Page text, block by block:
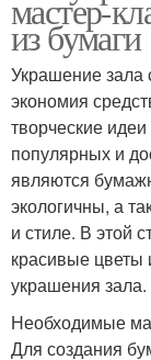
мастер-
из бумаги
Украшение зала
экономия
творческие
популярных и
являются
экологичны, а
и стиле. В этой
красивые цветы
украшения зала.
Необходимые
Для создания